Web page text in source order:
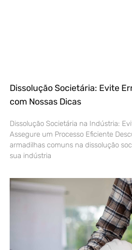
Dissolução Societária: Evite
com Nossas Dicas
Dissolução Societária na Indústria:
Assegure um Processo Eficiente
armadilhas comuns na dissolução
sua indústria